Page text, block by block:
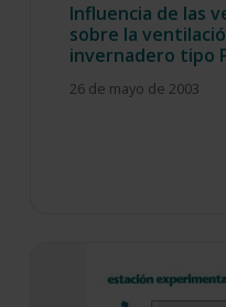
Influencia de las
sobre la
invernadero tipo
26 de mayo de 2003